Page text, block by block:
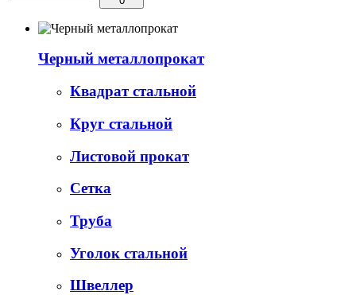
Черный металлопрокат
Квадрат стальной
Круг стальной
Листовой прокат
Сетка
Труба
Уголок стальной
Швеллер